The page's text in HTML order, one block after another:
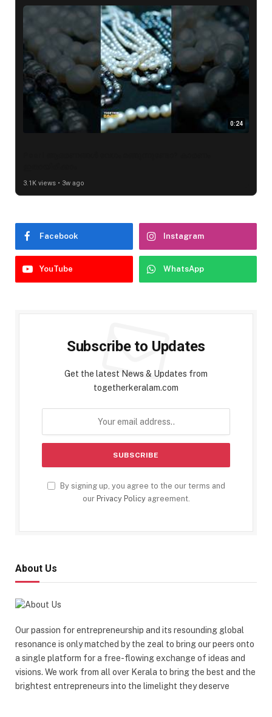
0:24
3.1K views • 3w ago
Facebook Instagram
YouTube WhatsApp
Subscribe to Updates
Get the latest News & Updates from
togetherkeralam.com
By signing up, you agree to the our terms and
our Privacy Policyagreement.
About Us
Our passion for entrepreneurship and its resounding global
resonance is only matched by the zeal to bring our peers onto
a single platform for a free-flowing exchange of ideas and
visions. We work from all over Kerala to bring the best and the
brightest entrepreneurs into the limelight they deserve